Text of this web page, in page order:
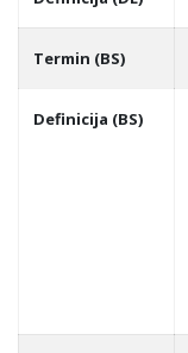
Termin (BS)
Definicija (BS)